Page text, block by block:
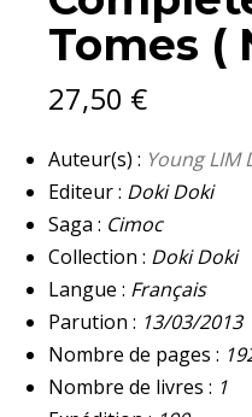
Tomes (
27,50 €
Auteur(s) : Young LIM
Editeur : Doki Doki
Saga : Cimoc
Collection : Doki Doki
Langue : Français
Parution : 13/03/2013
Nombre de pages :
Nombre de livres : 1